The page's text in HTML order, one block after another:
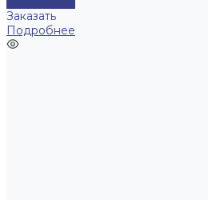
Заказать
Подробнее